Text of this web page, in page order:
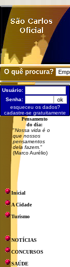
O quê procura?
Usuário:
Senha:
esqueceu os dados?
cadastre-se gratuitamente
Pensamento
do dia:
"Nossa vida é o
que nossos
pensamentos
dela fazem. "
(Marco Aurélio)
Inicial
A Cidade
Turismo
NOTÍCIAS
CONCURSOS
SAÚDE